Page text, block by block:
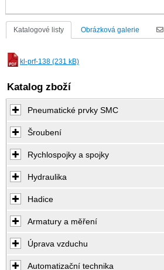
Katalogové listy Obrázková galerie
kl-prf-138 (231 kB)
Katalog zboží
Pneumatické prvky SMC
Šroubení
Rychlospojky a spojky
Hydraulika
Hadice
Armatury a měření
Úprava vzduchu
Automatizační technika